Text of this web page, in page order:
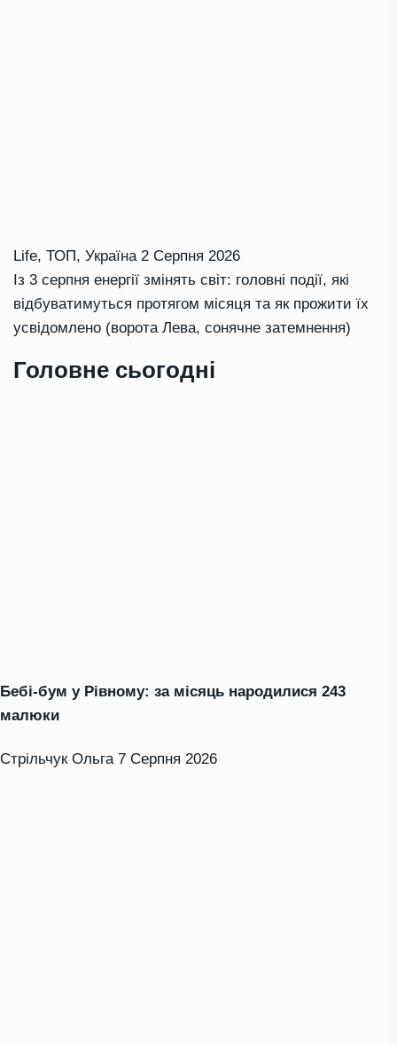
Life, ТОП, Україна 2 Серпня 2026
Із 3 серпня енергії змінять світ: головні події, які
відбуватимуться протягом місяця та як прожити їх
усвідомлено (ворота Лева, сонячне затемнення)
Головне сьогодні
Бебі-бум у Рівному: за місяць народилися 243
малюки
Стрільчук Ольга 7 Серпня 2026